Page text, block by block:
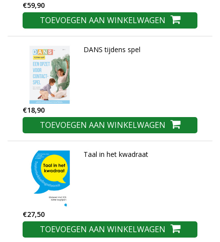
€59,90
TOEVOEGEN AAN WINKELWAGEN
DANS tijdens spel
€18,90
TOEVOEGEN AAN WINKELWAGEN
Taal in het kwadraat
€27,50
TOEVOEGEN AAN WINKELWAGEN